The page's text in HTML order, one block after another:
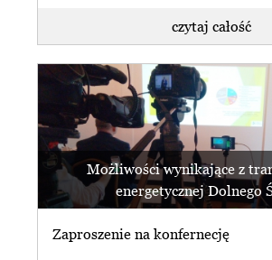
czytaj całość
Możliwości wynikające z
energetycznej Dolnego
Zaproszenie na konfernecję